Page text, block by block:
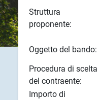
Struttura
proponente:
Oggetto del bando:
Procedura di scelta
del contraente:
Importo di